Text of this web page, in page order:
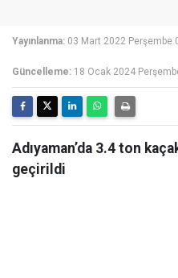
Yayınlanma: 03 Mart 2022 Perşembe
Güncelleme: 18 Ocak 2024
Adıyaman’da 3.4 ton
geçirildi